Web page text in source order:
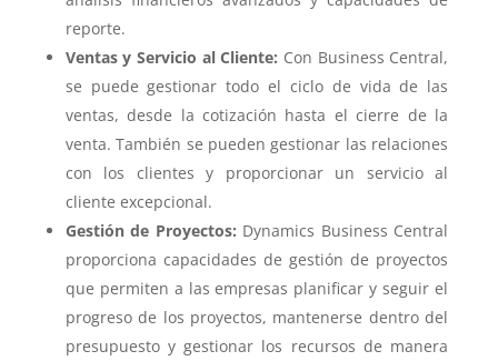
reporte.
Ventas y Servicio al Cliente: Con Business Central,
se puede gestionar todo el ciclo de vida de las
ventas, desde la cotización hasta el cierre de la
venta. También se pueden gestionar las relaciones
con los clientes y proporcionar un servicio al
cliente excepcional.
Gestión de Proyectos: Dynamics Business Central
proporciona capacidades de gestión de proyectos
que permiten a las empresas planificar y seguir el
progreso de los proyectos, mantenerse dentro del
presupuesto y gestionar los recursos de manera